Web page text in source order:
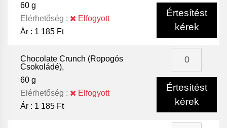
60 g
Elérhetőség :
Elfogyott
Ár : 1 185 Ft
Értesítést
kérek
Chocolate Crunch (Ropogós
Csokoládé),
60 g
Elérhetőség :
Elfogyott
Ár : 1 185 Ft
Értesítést
kérek